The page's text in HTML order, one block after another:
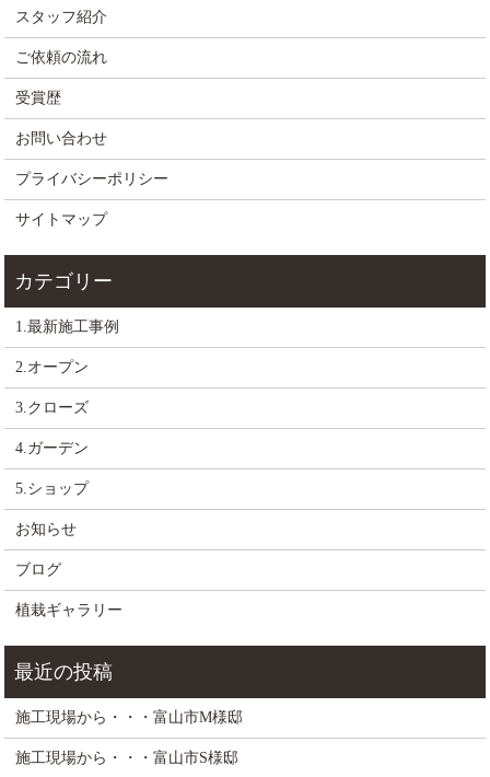
スタッフ紹介
ご依頼の流れ
受賞歴
お問い合わせ
プライバシーポリシー
サイトマップ
1.最新施工事例
2.オープン
3.クローズ
4.ガーデン
5.ショップ
お知らせ
ブログ
植栽ギャラリー
施工現場から・・・富山市M様邸
施工現場から・・・富山市S様邸